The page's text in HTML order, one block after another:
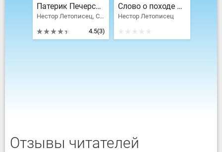
Патерик Печерский или Отечник
Нестор Летописец, Симон
4.5(3)
Слово о походе Игоревом, Игоря, сына Святославова, внука Олегова
Нестор Летописец
Отзывы читателей